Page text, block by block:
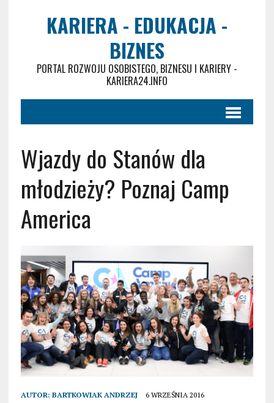
KARIERA - EDUKACJA -
BIZNES
PORTAL ROZWOJU OSOBISTEGO, BIZNESU I KARIERY -
KARIERA24.INFO
Wjazdy do Stanów dla
młodzieży? Poznaj Camp
America
AUTOR: BARTKOWIAK ANDRZEJ 6 WRZEŚNIA 2016